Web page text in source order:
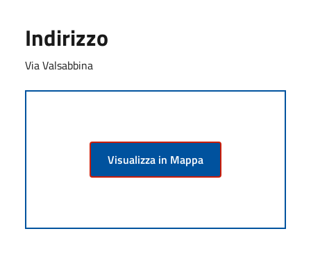
Indirizzo
Via Valsabbina
Visualizza in Mappa